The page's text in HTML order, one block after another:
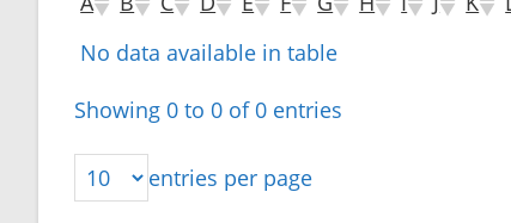
No data available in table
Showing 0 to 0 of 0 entries
entries per page